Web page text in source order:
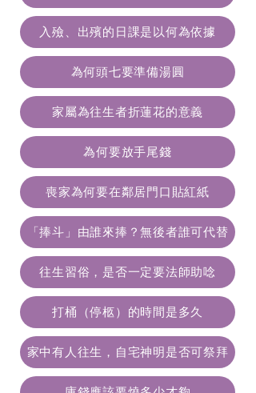
入殮、出殯的日課是以何為依據
為何頭七要準備湯圓
家屬為往生者折蓮花的意義
為何要放手尾錢
喪家為何要在鄰居門口貼紅紙
「捧斗」由誰來捧？無後者誰可代替
往生習俗，是否一定要法師助唸
打桶（停柩）的時間是多久
家中有人往生，自宅神明是否可祭拜